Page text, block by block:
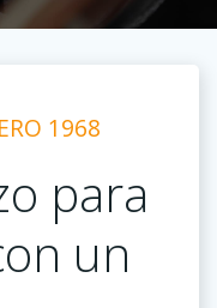
1968
para
un